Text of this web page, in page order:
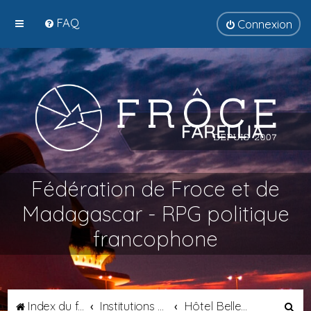
FAQ Connexion
Fédération de Froce et de
Madagascar - RPG politique
francophone
Index du forum